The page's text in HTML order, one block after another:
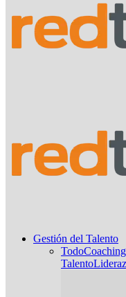
Gestión del Talento
Todo
Talento